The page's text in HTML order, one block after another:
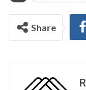
Share